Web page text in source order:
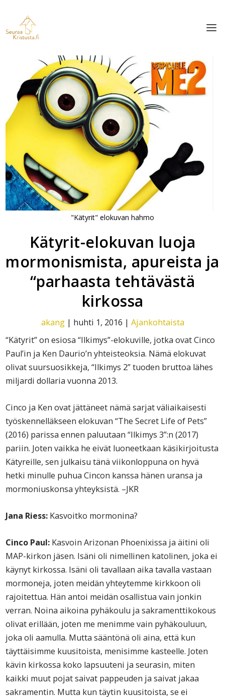
"Kätyrit" elokuvan hahmo
Kätyrit-elokuvan luoja
mormonismista, apureista ja
“parhaasta tehtävästä
kirkossa
akang| huhti 1, 2016 | Ajankohtaista
“Kätyrit” on esiosa “Ilkimys”-elokuville, jotka ovat Cinco
Paul’in ja Ken Daurio’n yhteisteoksia. Nämä elokuvat
olivat suursuosikkeja, “Ilkimys 2” tuoden bruttoa lähes
miljardi dollaria vuonna 2013.
Cinco ja Ken ovat jättäneet nämä sarjat väliaikaisesti
työskennelläkseen elokuvan “The Secret Life of Pets”
(2016) parissa ennen paluutaan “Ilkimys 3”:n (2017)
pariin. Joten vaikka he eivät luoneetkaan käsikirjoitusta
Kätyreille, sen julkaisu tänä viikonloppuna on hyvä
hetki minulle puhua Cincon kanssa hänen uransa ja
mormoniuskonsa yhteyksistä. –JKR
Jana Riess: Kasvoitko mormonina?
Cinco Paul: Kasvoin Arizonan Phoenixissa ja äitini oli
MAP-kirkon jäsen. Isäni oli nimellinen katolinen, joka ei
käynyt kirkossa. Isäni oli tavallaan aika tavalla vastaan
mormoneja, joten meidän yhteytemme kirkkoon oli
rajoitettua. Hän antoi meidän osallistua vain jonkin
verran. Noina aikoina pyhäkoulu ja sakramenttikokous
olivat erillään, joten me menimme vain pyhäkouluun,
joka oli aamulla. Mutta sääntönä oli aina, että kun
täyttäisimme kuusitoista, menisimme kasteelle. Joten
kävin kirkossa koko lapsuuteni ja seurasin, miten
kaikki muut pojat saivat pappeuden ja saivat jakaa
sakramentin. Mutta kun täytin kuusitoista, se ei